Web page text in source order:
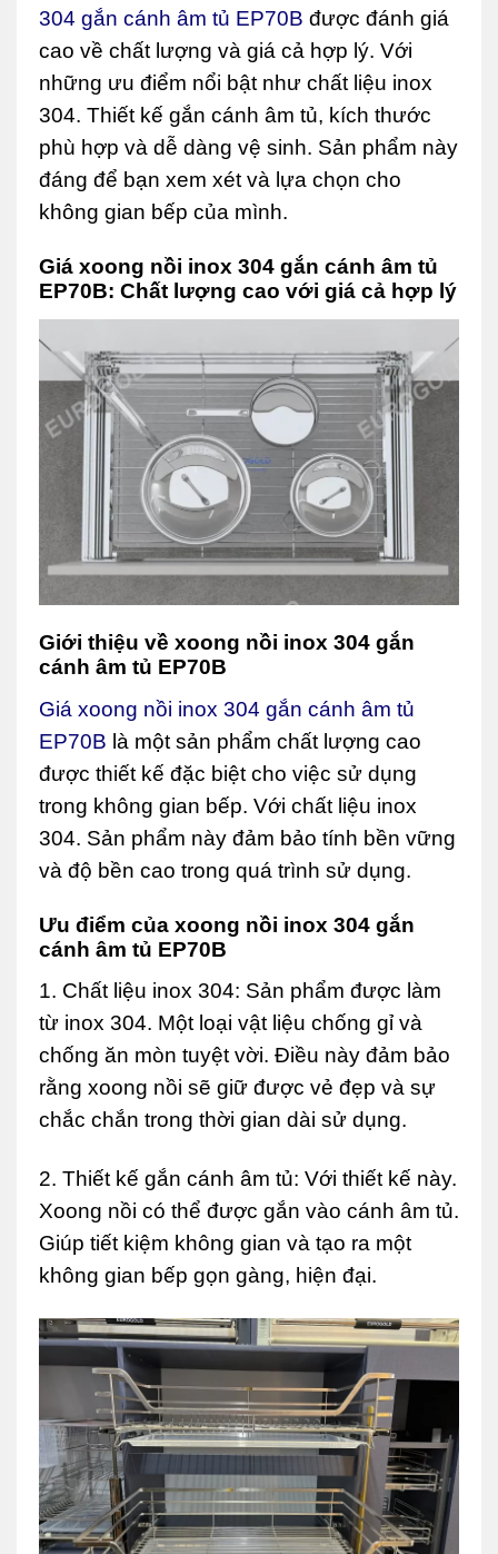
304 gắn cánh âm tủ EP70B được đánh giá
cao về chất lượng và giá cả hợp lý. Với
những ưu điểm nổi bật như chất liệu inox
304. Thiết kế gắn cánh âm tủ, kích thước
phù hợp và dễ dàng vệ sinh. Sản phẩm này
đáng để bạn xem xét và lựa chọn cho
không gian bếp của mình.
Giá xoong nồi inox 304 gắn cánh âm tủ
EP70B: Chất lượng cao với giá cả hợp lý
Giới thiệu về xoong nồi inox 304 gắn
cánh âm tủ EP70B
Giá xoong nồi inox 304 gắn cánh âm tủ
EP70B là một sản phẩm chất lượng cao
được thiết kế đặc biệt cho việc sử dụng
trong không gian bếp. Với chất liệu inox
304. Sản phẩm này đảm bảo tính bền vững
và độ bền cao trong quá trình sử dụng.
Ưu điểm của xoong nồi inox 304 gắn
cánh âm tủ EP70B
1. Chất liệu inox 304: Sản phẩm được làm
từ inox 304. Một loại vật liệu chống gỉ và
chống ăn mòn tuyệt vời. Điều này đảm bảo
rằng xoong nồi sẽ giữ được vẻ đẹp và sự
chắc chắn trong thời gian dài sử dụng.
2. Thiết kế gắn cánh âm tủ: Với thiết kế này.
Xoong nồi có thể được gắn vào cánh âm tủ.
Giúp tiết kiệm không gian và tạo ra một
không gian bếp gọn gàng, hiện đại.